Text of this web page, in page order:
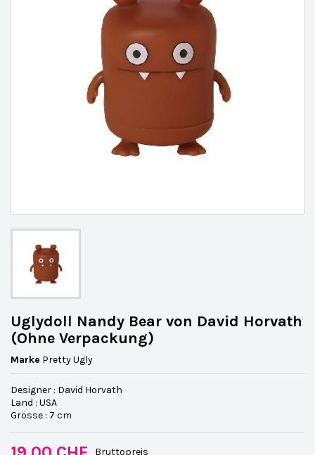
Uglydoll Nandy Bear von David Horvat h
(Ohne Verpackung)
Marke Pretty Ugly
Designer : David Horvath
Land : USA
Grösse : 7 cm
Bruttopreis